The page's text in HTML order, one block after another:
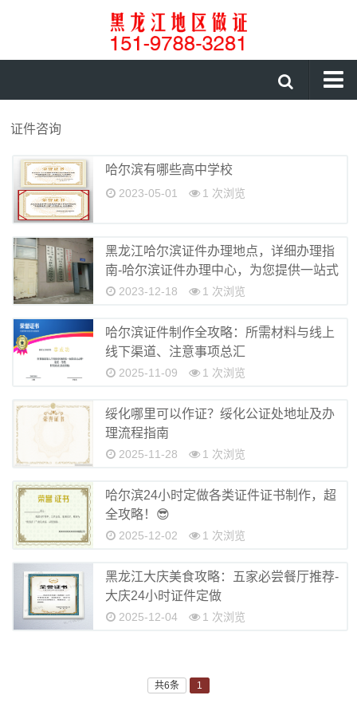
证书制作
制作证件
伊春做证件
大庆做证件
绥化做证件
鹤岗做证件
证件咨询
哈尔滨有哪些高中学校
2023-05-01 1 次浏览
黑龙江哈尔滨证件办理地点，详细办理指
南-哈尔滨证件办理中心，为您提供一站式
服务2023-12-18 1 次浏览
哈尔滨证件制作全攻略：所需材料与线上
线下渠道、注意事项总汇
2025-11-09 1 次浏览
绥化哪里可以作证？绥化公证处地址及办
理流程指南
2025-11-28 1 次浏览
哈尔滨24小时定做各类证件证书制作，超
全攻略！😎
2025-12-02 1 次浏览
黑龙江大庆美食攻略：五家必尝餐厅推荐-
大庆24小时证件定做
2025-12-04 1 次浏览
共6条 1